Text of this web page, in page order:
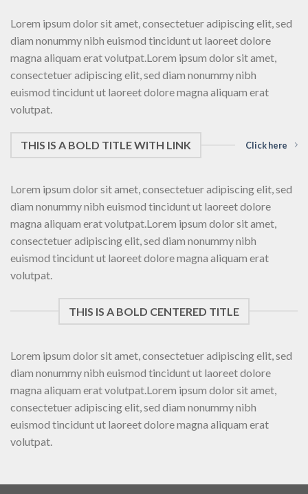
Lorem ipsum dolor sit amet, consectetuer adipiscing elit, sed
diam nonummy nibh euismod tincidunt ut laoreet dolore
magna aliquam erat volutpat.Lorem ipsum dolor sit amet,
consectetuer adipiscing elit, sed diam nonummy nibh
euismod tincidunt ut laoreet dolore magna aliquam erat
volutpat.
THIS IS A BOLD TITLE WITH LINK Click here
Lorem ipsum dolor sit amet, consectetuer adipiscing elit, sed
diam nonummy nibh euismod tincidunt ut laoreet dolore
magna aliquam erat volutpat.Lorem ipsum dolor sit amet,
consectetuer adipiscing elit, sed diam nonummy nibh
euismod tincidunt ut laoreet dolore magna aliquam erat
volutpat.
THIS IS A BOLD CENTERED TITLE
Lorem ipsum dolor sit amet, consectetuer adipiscing elit, sed
diam nonummy nibh euismod tincidunt ut laoreet dolore
magna aliquam erat volutpat.Lorem ipsum dolor sit amet,
consectetuer adipiscing elit, sed diam nonummy nibh
euismod tincidunt ut laoreet dolore magna aliquam erat
volutpat.